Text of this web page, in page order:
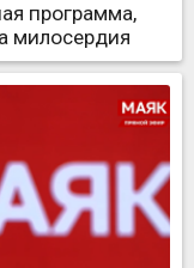
программа,
милосердия